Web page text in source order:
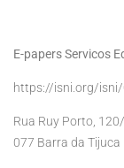
E-papers Servicos
https://isni.org/
Rua Ruy Porto,
077 Barra da Tijuca